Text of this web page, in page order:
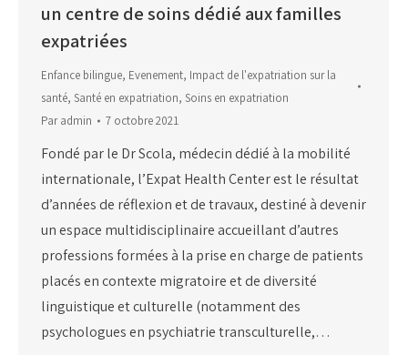
un centre de soins dédié aux familles
expatriées
Enfance bilingue, Evenement, Impact de l'expatriation sur la
santé, Santé en expatriation, Soins en expatriation
Paradmin 7 octobre 2021
Fondé par le Dr Scola, médecin dédié à la mobilité
internationale, l’Expat Health Center est le résultat
d’années de réflexion et de travaux, destiné à devenir
un espace multidisciplinaire accueillant d’autres
professions formées à la prise en charge de patients
placés en contexte migratoire et de diversité
linguistique et culturelle (notamment des
psychologues en psychiatrie transculturelle,…